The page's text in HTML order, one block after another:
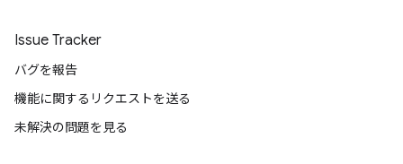
Issue Tracker
バグを報告
機能に関するリクエストを送る
未解決の問題を見る